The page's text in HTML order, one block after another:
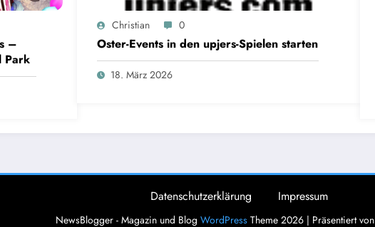
–
Park
Christian 0
Oster-Events in den upjers-Spielen starten
18. März 2026
Datenschutzerklärung Impressum
NewsBlogger - Magazin und Blog WordPressTheme 2026 | Präsentiert von